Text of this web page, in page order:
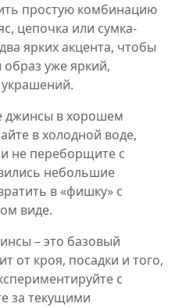
простую комбинацию
цепочка или сумка-
ярких акцента, чтобы
уже яркий,
джинсы в хорошем
в холодной воде,
не переборщите с
небольшие
в «фишку» с
виде.
– это базовый
от кроя, посадки и того,
с
за текущими